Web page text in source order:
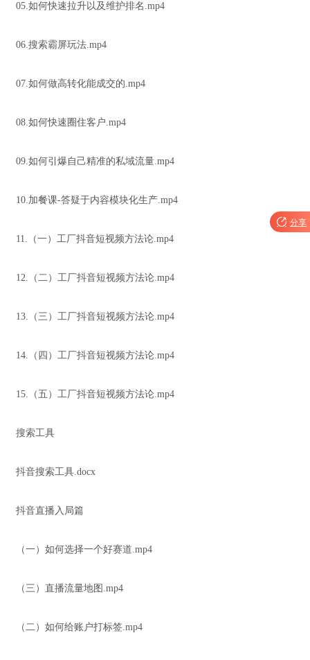
05.如何快速拉升以及维护排名.mp4
06.搜索霸屏玩法.mp4
07.如何做高转化能成交的.mp4
08.如何快速圈住客户.mp4
09.如何引爆自己精准的私域流量.mp4
10.加餐课-答疑于内容模块化生产.mp4
11.（一）工厂抖音短视频方法论.mp4
12.（二）工厂抖音短视频方法论.mp4
13.（三）工厂抖音短视频方法论.mp4
14.（四）工厂抖音短视频方法论.mp4
15.（五）工厂抖音短视频方法论.mp4
搜索工具
抖音搜索工具.docx
抖音直播入局篇
（一）如何选择一个好赛道.mp4
（三）直播流量地图.mp4
（二）如何给账户打标签.mp4
 分享